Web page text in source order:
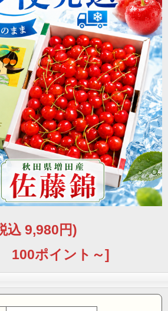
吟味し、手間と暇を惜しむことな
田町の特産品のサクランボには、
込められています。
込 9,980円)
100ポイント～]